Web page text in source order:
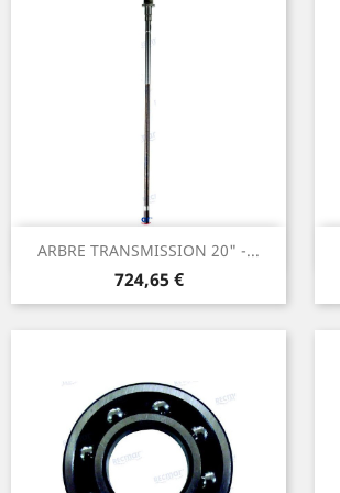
ARBRE TRANSMISSION 20" -...
Prix
724,65 €
Aperçu rapide